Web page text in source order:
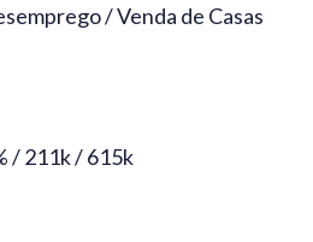
/ Venda de Casas
/ 211k / 615k